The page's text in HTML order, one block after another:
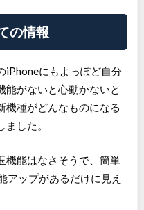
の情報
iPhoneにもよっぽど自分
能がないと心動かないと
機種がどんなものになる
した。
機能はなさそうで、簡単
アップがあるだけに見え